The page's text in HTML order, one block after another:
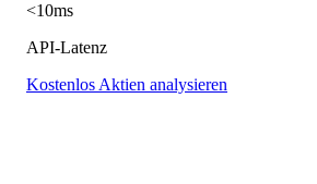
<10ms
API-Latenz
Kostenlos Aktien analysieren